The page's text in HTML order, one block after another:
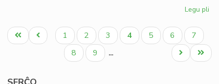
Legu pli
al
Pagination
Unua
paĝo
Antaŭa
paĝo
Paĝo
1 Paĝo
2 Paĝo
3
Aktuala
paĝo
4 Paĝo
5 Paĝo
6 Paĝo
7
Paĝo
8 Paĝo
9 …
Last
page
Next
page